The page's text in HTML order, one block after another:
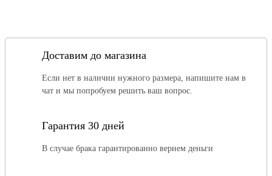
Доставим до магазина
Если нет в наличии нужного размера, напишите нам в
чат и мы попробуем решить ваш вопрос.
Гарантия 30 дней
В случае брака гарантированно вернем деньги